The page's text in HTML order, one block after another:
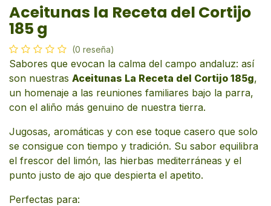
Aceitunas la Receta del Cortijo
185 g
(0 reseña)
Sabores que evocan la calma del campo andaluz: así
son nuestras Aceitunas La Receta del Cortijo 185g,
un homenaje a las reuniones familiares bajo la parra,
con el aliño más genuino de nuestra tierra.
Jugosas, aromáticas y con ese toque casero que solo
se consigue con tiempo y tradición. Su sabor equilibra
el frescor del limón, las hierbas mediterráneas y el
punto justo de ajo que despierta el apetito.
Perfectas para: